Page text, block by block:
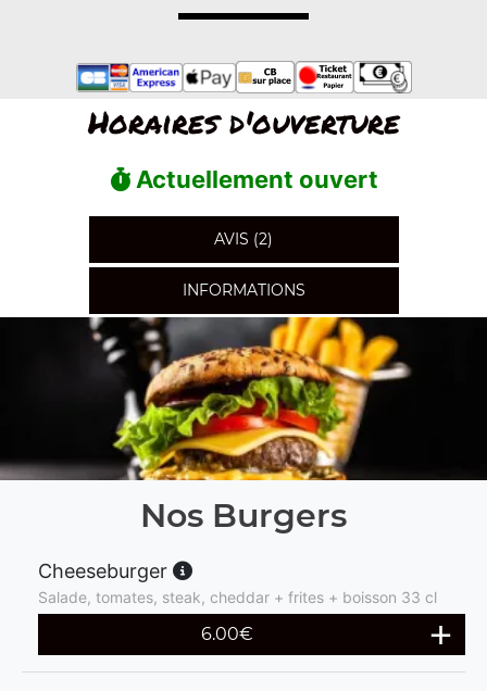
Horaires d'ouverture
Actuellement ouvert
AVIS (2)
INFORMATIONS
Nos Burgers
Cheeseburger
Salade, tomates, steak, cheddar + frites + boisson 33 cl
6.00€